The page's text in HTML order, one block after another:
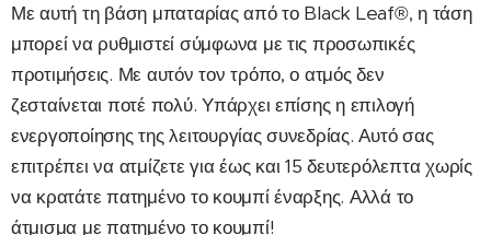
Με αυτή τη βάση μπαταρίας από το Black Leaf®, η τάση
μπορεί να ρυθμιστεί σύμφωνα με τις προσωπικές
προτιμήσεις. Με αυτόν τον τρόπο, ο ατμός δεν
ζεσταίνεται ποτέ πολύ. Υπάρχει επίσης η επιλογή
ενεργοποίησης της λειτουργίας συνεδρίας. Αυτό σας
επιτρέπει να ατμίζετε για έως και 15 δευτερόλεπτα χωρίς
να κρατάτε πατημένο το κουμπί έναρξης. Αλλά το
άτμισμα με πατημένο το κουμπί!